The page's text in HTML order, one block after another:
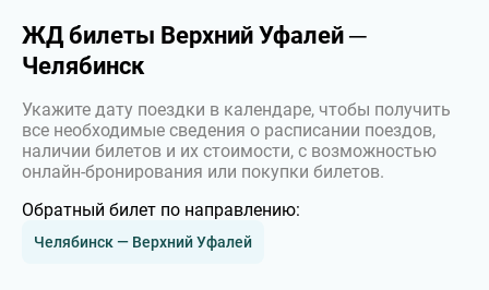
ЖД билеты Верхний Уфалей ─
Челябинск
Укажите дату поездки в календаре, чтобы получить
все необходимые сведения о расписании поездов,
наличии билетов и их стоимости, с возможностью
онлайн-бронирования или покупки билетов.
Обратный билет по направлению:
Челябинск — Верхний Уфалей